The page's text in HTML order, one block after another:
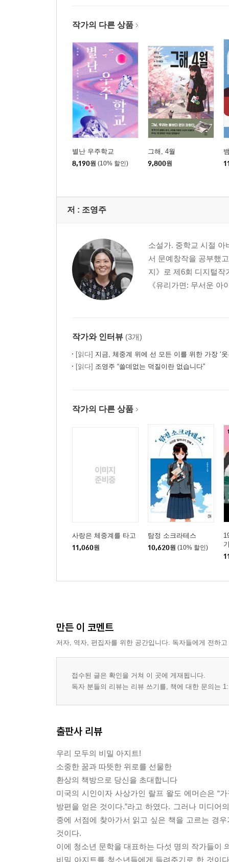
작가의 다른 상품
별난 우주학교
8,190원 (10% 할인)
그해, 4월
9,800원
저 : 조영주
소설가. 중학교 시절
서 문예창작을 공부했
지》로 제6회 디지털작
《유리가면: 무서운
작가와 인터뷰 (3개)
[읽다] 지금, 체중계 위에 선 모든 이를 위한 가장 ‘웃픈’
[읽다] 조영주 “쓸데없는 덕질이란 없습니다”
작가의 다른 상품
사랑은 체중계를 타고
11,060원
탐정 소크라테스
10,620원 (10% 할인)
만든 이 코멘트
저자, 역자, 편집자를 위한 공간입니다. 독자들에게 전하
접수된 글은 확인을 거쳐 이 곳에 게재됩니다.
독자 분들의 리뷰는 리뷰 쓰기를, 책에 대한 문의는
출판사 리뷰
우리 모두의 비밀 아지트!
소중한 꿈과 따뜻한 위로를 선물한
환상의 책방으로 당신을 초대합니다
미국의 시인이자 사상가인 랄프 왈도 에머슨은 “
방편을 얻은 것이다.”라고 하였다. 그러나 미디
중에 서점에 찾아가서 읽고 싶은 책을 고르는 경
것이다.
이에 청소년 문학을 대표하는 다섯 명의 작가들이
비밀 아지트를 청소년들에게 들려주기로 한 것이